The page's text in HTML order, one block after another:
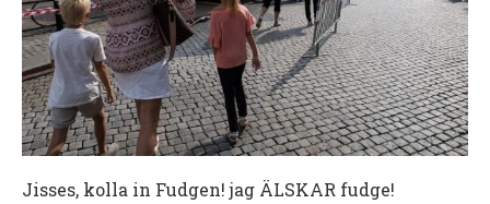
Jisses, kolla in Fudgen! jag ÄLSKAR fudge!